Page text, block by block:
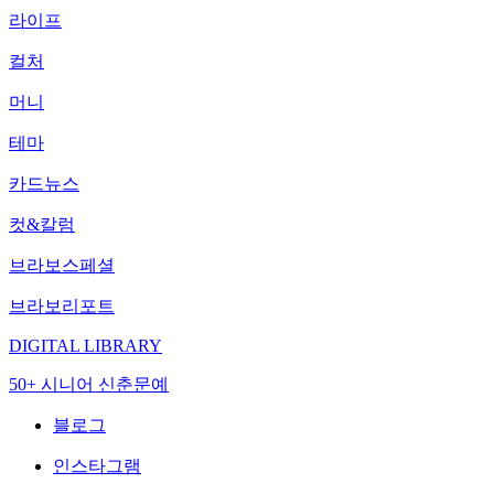
라이프
컬처
머니
테마
카드뉴스
컷&칼럼
브라보스페셜
브라보리포트
DIGITAL LIBRARY
50+ 시니어 신춘문예
블로그
인스타그램